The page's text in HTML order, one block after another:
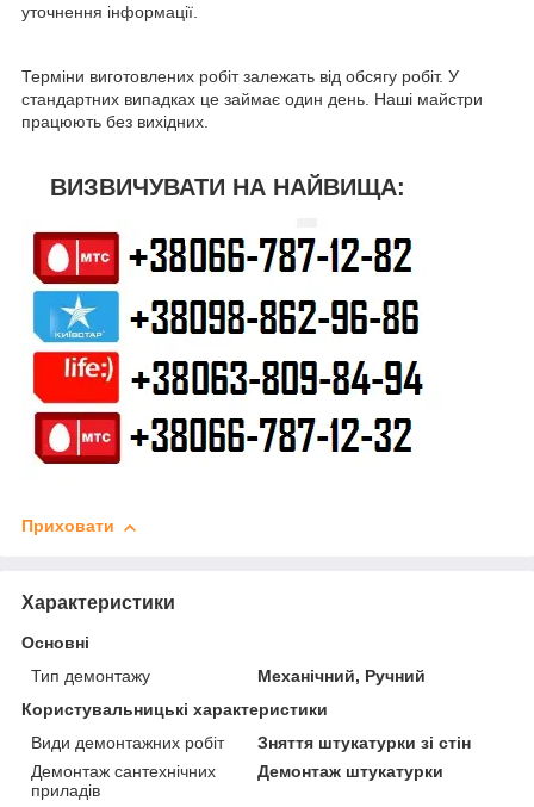
уточнення інформації.
Терміни виготовлених робіт залежать від обсягу робіт. У
стандартних випадках це займає один день. Наші майстри
працюють без вихідних.
ВИЗВИЧУВАТИ НА НАЙВИЩА:
Приховати
Характеристики
Основні
Тип демонтажу
Механічний, Ручний
Користувальницькі характеристики
Види демонтажних робіт
Зняття штукатурки зі стін
Демонтаж сантехнічних
приладів
Демонтаж штукатурки